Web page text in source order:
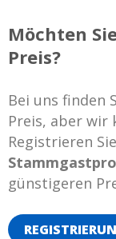
Möchten
Preis?
Bei uns finden
Preis, aber wir
Registrieren
günstigeren